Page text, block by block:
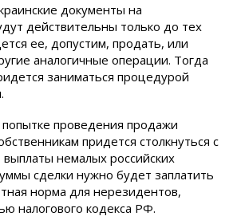
документы на
действительны только до тех
ее, допустим, продать, или
аналогичные операции. Тогда
заниматься процедурой
попытке проведения продажи
придется столкнуться с
немалых российских
сделки нужно будет заплатить
норма для нерезидентов,
налогового кодекса РФ.